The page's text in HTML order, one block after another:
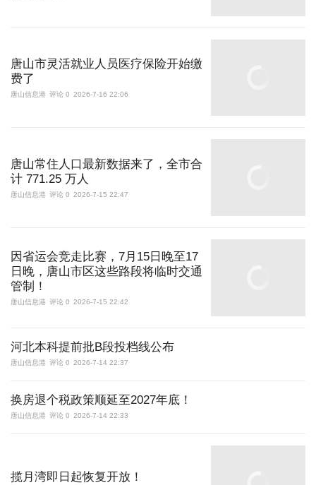
唐山市灵活就业人员医疗保险开始缴
费了
唐山信息港 评论 0 2026-7-16 22:06
唐山常住人口最新数据来了，全市合
计 771.25 万人
唐山信息港 评论 0 2026-7-15 22:47
因省运会竞走比赛，7月15日晚至17
日晚，唐山市区这些路段将临时交通
管制！
唐山信息港 评论 0 2026-7-15 22:42
河北本科提前批B段投档线公布
唐山信息港 评论 0 2026-7-14 22:37
换房退个税政策顺延至2027年底！
唐山信息港 评论 0 2026-7-14 22:33
揽月湾即日起恢复开放！